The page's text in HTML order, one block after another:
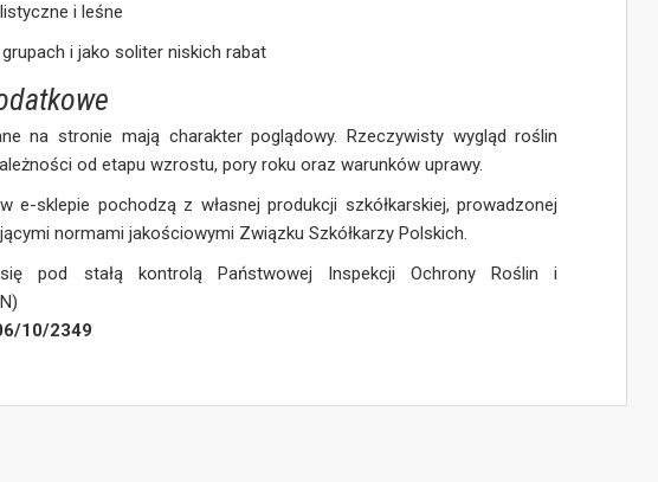
i leśne
i jako soliter niskich rabat
na stronie mają charakter poglądowy. Rzeczywisty wygląd roślin
od etapu wzrostu, pory roku oraz warunków uprawy.
e-sklepie pochodzą z własnej produkcji szkółkarskiej, prowadzonej
normami jakościowymi Związku Szkółkarzy Polskich.
się pod stałą kontrolą Państwowej Inspekcji Ochrony Roślin i
10/2349